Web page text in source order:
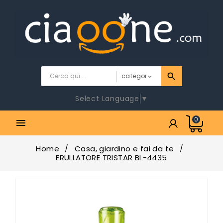
Select Language ▼
 0
Home
Casa, giardino e fai da te
FRULLATORE TRISTAR BL-4435